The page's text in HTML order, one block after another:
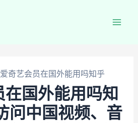
爱奇艺会员在国外能用吗知乎
在国外能用吗知
问中国视频、音